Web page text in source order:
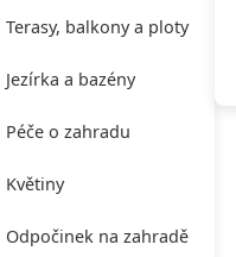
Terasy, balkony a ploty
Jezírka a bazény
Péče o zahradu
Květiny
Odpočinek na zahradě